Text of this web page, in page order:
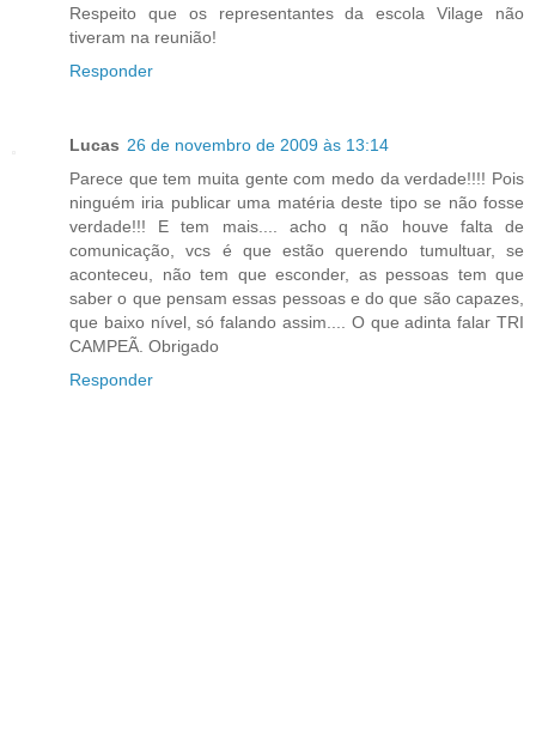
Respeito que os representantes da escola Vilage não
tiveram na reunião!
Responder
Lucas 26 de novembro de 2009 às 13:14
Parece que tem muita gente com medo da verdade!!!! Pois
ninguém iria publicar uma matéria deste tipo se não fosse
verdade!!! E tem mais.... acho q não houve falta de
comunicação, vcs é que estão querendo tumultuar, se
aconteceu, não tem que esconder, as pessoas tem que
saber o que pensam essas pessoas e do que são capazes,
que baixo nível, só falando assim.... O que adinta falar TRI
CAMPEÃ. Obrigado
Responder